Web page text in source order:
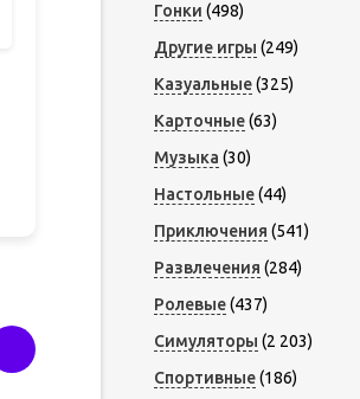
Гонки (498)
Другие игры (249)
Казуальные(325)
Карточные(63)
Музыка (30)
Настольные(44)
Приключения (541)
Развлечения (284)
Ролевые(437)
Симуляторы (2 203)
Спортивные(186)